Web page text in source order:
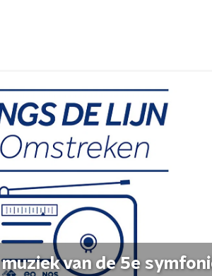
van de 5e